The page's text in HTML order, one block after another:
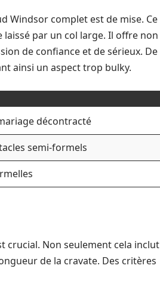
Windsor complet est de mise. Ce
par un col large. Il offre non
de confiance et de sérieux. De
ainsi un aspect trop bulky.
décontracté
semi-formels
crucial. Non seulement cela inclut
de la cravate. Des critères